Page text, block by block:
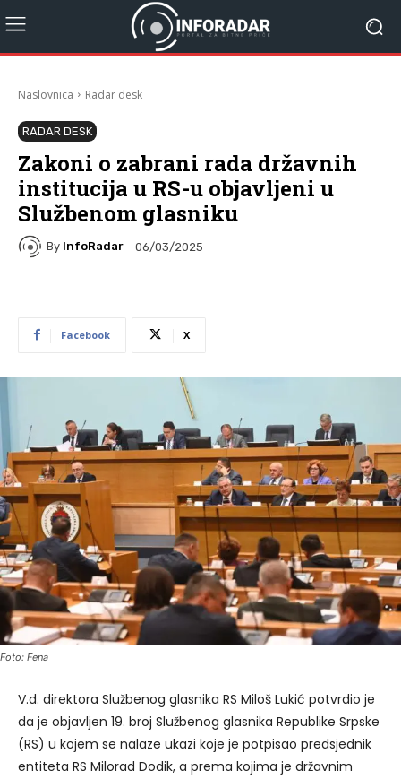
Naslovnica Radar desk
RADAR DESK
Zakoni o zabrani rada državnih
institucija u RS-u objavljeni u
Službenom glasniku
By InfoRadar 06/03/2025
Facebook X
Foto: Fena
V.d. direktora Službenog glasnika RS Miloš Lukić potvrdio je
da je objavljen 19. broj Službenog glasnika Republike Srpske
(RS) u kojem se nalaze ukazi koje je potpisao predsjednik
entiteta RS Milorad Dodik, a prema kojima je državnim